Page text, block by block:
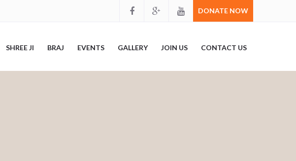
DONATE NOW
SHREE JI BRAJ EVENTS GALLERY JOIN US CONTACT US